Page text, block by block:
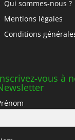
Qui sommes-nous ?
Mentions légales
Conditions
vous à